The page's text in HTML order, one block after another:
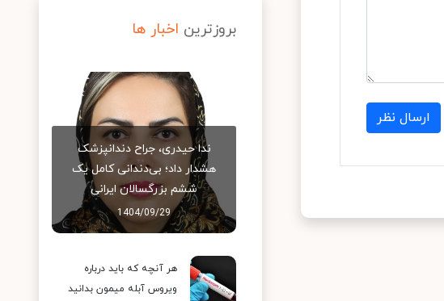
ارسال نظر
بروزترین اخبار ها
ندا حیدری، جراح دندانپزشک
هشدار داد؛ بی‌دندانی کامل یک
ششم بزرگسالان ایرانی
1404/09/29
هر آنچه که باید درباره
ویروس آبله میمون بدانید